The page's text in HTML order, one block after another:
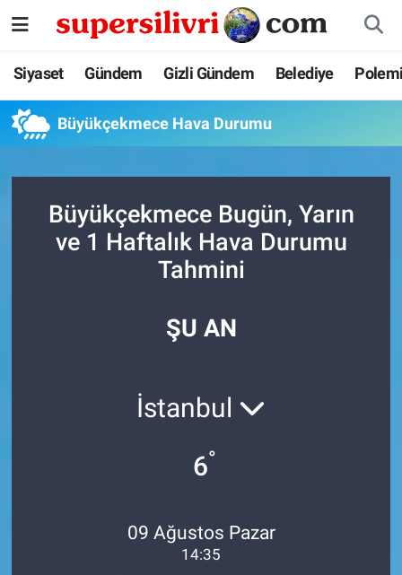
Siyaset Gündem Gizli Gündem Belediye
Büyükçekmece Hava Durumu
Büyükçekmece Bugün, Yarın
ve 1 Haftalık Hava Durumu
Tahmini
ŞU AN
İstanbul
6°
09 Ağustos Pazar
14:35
Siyaset
Gündem
Belediye
Polemik
İstanbul Nöbetçi Eczaneler
İstanbul Hava Durumu
İstanbul Trafik Yoğunluk Haritası
Süper Lig Puan Durumu ve Fikstür
Son Dakika Haberleri